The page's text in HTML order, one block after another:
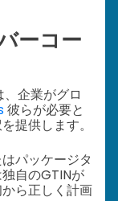
ーコー
企業がグロ
彼らが必要と
提供します。
パッケージタ
自のGTINが
ら正しく計画